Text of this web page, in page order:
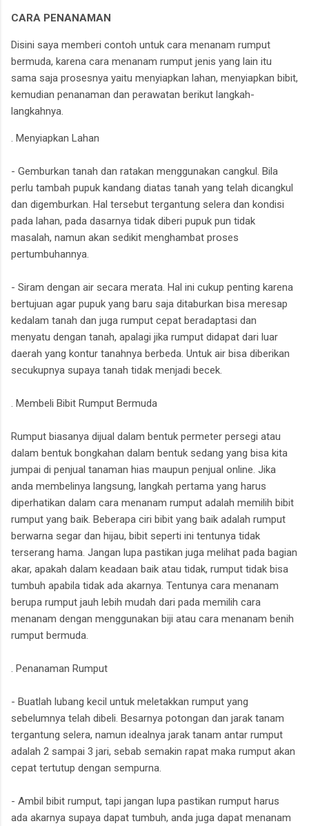
CARA PENANAMAN
Disini saya memberi contoh untuk cara menanam rumput
bermuda, karena cara menanam rumput jenis yang lain itu
sama saja prosesnya yaitu menyiapkan lahan, menyiapkan bibit,
kemudian penanaman dan perawatan berikut langkah-
langkahnya.
. Menyiapkan Lahan
- Gemburkan tanah dan ratakan menggunakan cangkul. Bila
perlu tambah pupuk kandang diatas tanah yang telah dicangkul
dan digemburkan. Hal tersebut tergantung selera dan kondisi
pada lahan, pada dasarnya tidak diberi pupuk pun tidak
masalah, namun akan sedikit menghambat proses
pertumbuhannya.
- Siram dengan air secara merata. Hal ini cukup penting karena
bertujuan agar pupuk yang baru saja ditaburkan bisa meresap
kedalam tanah dan juga rumput cepat beradaptasi dan
menyatu dengan tanah, apalagi jika rumput didapat dari luar
daerah yang kontur tanahnya berbeda. Untuk air bisa diberikan
secukupnya supaya tanah tidak menjadi becek.
. Membeli Bibit Rumput Bermuda
Rumput biasanya dijual dalam bentuk permeter persegi atau
dalam bentuk bongkahan dalam bentuk sedang yang bisa kita
jumpai di penjual tanaman hias maupun penjual online. Jika
anda membelinya langsung, langkah pertama yang harus
diperhatikan dalam cara menanam rumput adalah memilih bibit
rumput yang baik. Beberapa ciri bibit yang baik adalah rumput
berwarna segar dan hijau, bibit seperti ini tentunya tidak
terserang hama. Jangan lupa pastikan juga melihat pada bagian
akar, apakah dalam keadaan baik atau tidak, rumput tidak bisa
tumbuh apabila tidak ada akarnya. Tentunya cara menanam
berupa rumput jauh lebih mudah dari pada memilih cara
menanam dengan menggunakan biji atau cara menanam benih
rumput bermuda.
. Penanaman Rumput
- Buatlah lubang kecil untuk meletakkan rumput yang
sebelumnya telah dibeli. Besarnya potongan dan jarak tanam
tergantung selera, namun idealnya jarak tanam antar rumput
adalah 2 sampai 3 jari, sebab semakin rapat maka rumput akan
cepat tertutup dengan sempurna.
- Ambil bibit rumput, tapi jangan lupa pastikan rumput harus
ada akarnya supaya dapat tumbuh, anda juga dapat menanam